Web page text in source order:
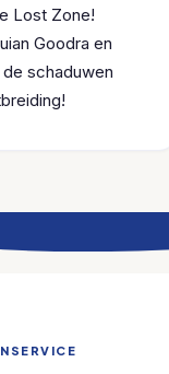
Lost Zone!
Goodra en
schaduwen